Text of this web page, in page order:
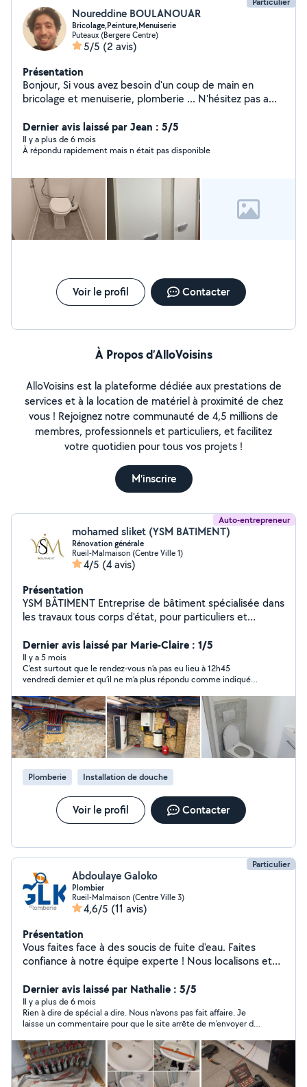
Noureddine BOULANOUAR
Bricolage,Peinture,Menuiserie
Puteaux (Bergere Centre)
5/5 (2 avis)
Présentation
Bonjour, Si vous avez besoin d'un coup de main en
bricolage et menuiserie, plomberie ... N'hésitez pas a
suis basé sur puteaux bergère
Dernier avis laissé par Jean : 5/5
Il y a plus de 6 mois
À répondu rapidement mais n était pas disponible
Voir le profil Contacter
À Propos d’AlloVoisins
AlloVoisins est la plateforme dédiée aux prestations de
services et à la location de matériel à proximité de chez
vous ! Rejoignez notre communauté de 4,5 millions de
membres, professionnels et particuliers, et facilitez
votre quotidien pour tous vos projets !
M'inscrire
Auto-entrepreneur
mohamed sliket (YSM BATIMENT)
Rénovation générale
Rueil-Malmaison (Centre Ville 1)
4/5 (4 avis)
Présentation
YSM BÂTIMENT Entreprise de bâtiment spécialisée dans
les travaux tous corps d'état, pour particuliers et
extérieure Revêtements muraux et sols (papier peint,
toile de verre, carrelage, parquet, lino, moquette)
Enduit, placo, cloisons, ponçage Rénovation après
dégâts des eaux, traitement humidité, fissures
Menuiserie, plomberie, électricité, maçonnerie,
carrelage Montage et installation de meubles, cuisines,
sanitaires Démolition, vitrification parquet, vitrerie
Interventions : maisons, appartements, locaux
commerciaux, bureaux, établissements publics. Devis
gratuit Entreprise assurée Garantie décennale
Dernier avis laissé par Marie-Claire : 1/5
Il y a 5 mois
C’est surtout que le rendez-vous n’a pas eu lieu à 12h45
vendredi dernier et qu’il ne m’a plus répondu comme indiqué
qu’il m’avait pourtant transmis un sms pour confirmer ce
rendez-vous
Plomberie Installation de douche
Voir le profil Contacter
Particulier
Abdoulaye Galoko
Plombier
Rueil-Malmaison (Centre Ville 3)
4,6/5 (11 avis)
Présentation
Vous faites face à des soucis de fuite d'eau. Faites
confiance à notre équipe experte ! Nous localisons et
méthodes et des appareils innovants .
Dernier avis laissé par Nathalie : 5/5
Il y a plus de 6 mois
Rien à dire de spécial a dire. Nous n'avons pas fait affaire. Je
laisse un commentaire pour que le site arrête de m'envoyer des